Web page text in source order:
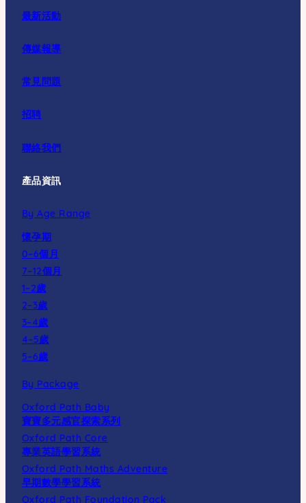
最新活動
傳媒報導
常見問題
招聘
聯絡我們
產品資訊
By Age Range
懷孕期
0–6個月
7–12個月
1–2歲
2–3歲
3–4歲
4–5歲
5–6歲
By Package
Oxford Path Baby
寶寶多元感官探索系列
Oxford Path Core
專業英語學習系統
Oxford Path Maths Adventure
早期數學學習系統
Oxford Path Foundation Pack